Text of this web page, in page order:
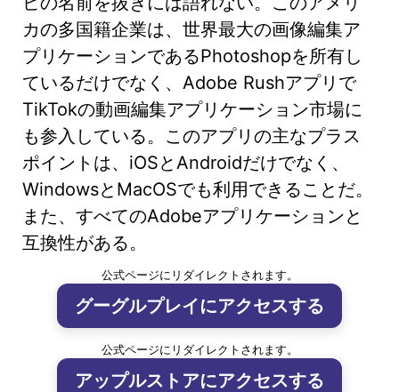
カの多国籍企業は、世界最大の画像編集ア
プリケーションであるPhotoshopを所有し
ているだけでなく、Adobe Rushアプリで
TikTokの動画編集アプリケーション市場に
も参入している。このアプリの主なプラス
ポイントは、iOSとAndroidだけでなく、
WindowsとMacOSでも利用できることだ。
また、すべてのAdobeアプリケーションと
互換性がある。
公式ページにリダイレクトされます。
グーグルプレイにアクセスする
公式ページにリダイレクトされます。
アップルストアにアクセスする